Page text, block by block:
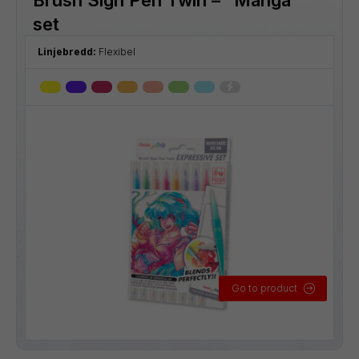
set
Linjebredd: Flexibel
Go to product